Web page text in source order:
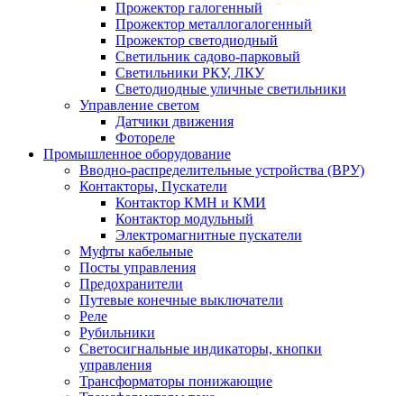
Прожектор галогенный
Прожектор металлогалогенный
Прожектор светодиодный
Светильник садово-парковый
Светильники РКУ, ЛКУ
Светодиодные уличные светильники
Управление светом
Датчики движения
Фотореле
Промышленное оборудование
Вводно-распределительные устройства (ВРУ)
Контакторы, Пускатели
Контактор КМН и КМИ
Контактор модульный
Электромагнитные пускатели
Муфты кабельные
Посты управления
Предохранители
Путевые конечные выключатели
Реле
Рубильники
Светосигнальные индикаторы, кнопки
управления
Трансформаторы понижающие